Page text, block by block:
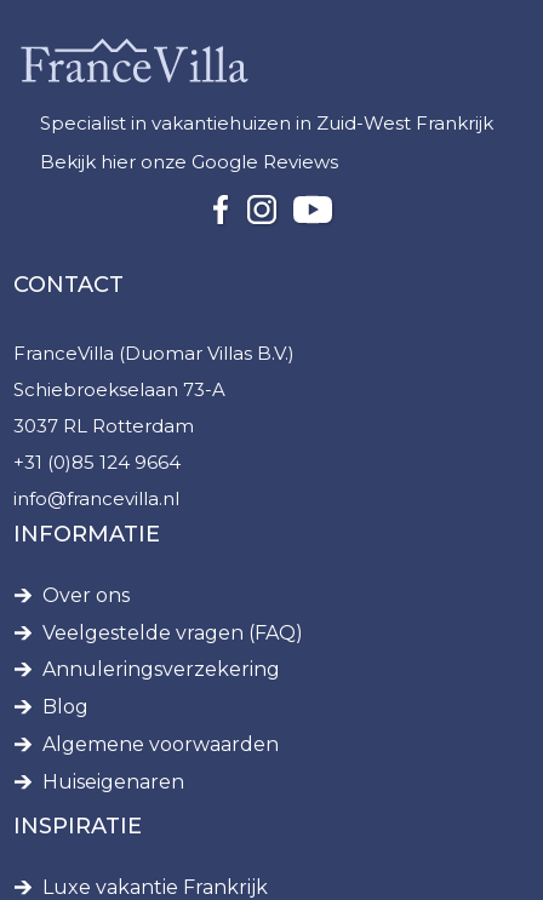
Specialist in vakantiehuizen in Zuid-West Frankrijk
Bekijk hier onze Google Reviews
CONTACT
FranceVilla (Duomar Villas B.V.)
Schiebroekselaan 73-A
3037 RL Rotterdam
+31 (0)85 124 9664
info@francevilla.nl
INFORMATIE
Over ons
Veelgestelde vragen (FAQ)
Annuleringsverzekering
Blog
Algemene voorwaarden
Huiseigenaren
INSPIRATIE
Luxe vakantie Frankrijk